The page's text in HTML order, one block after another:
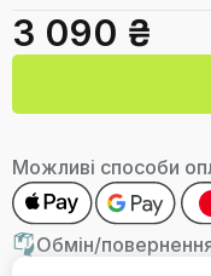
3 090 ₴
Можливі способи
Обмін/